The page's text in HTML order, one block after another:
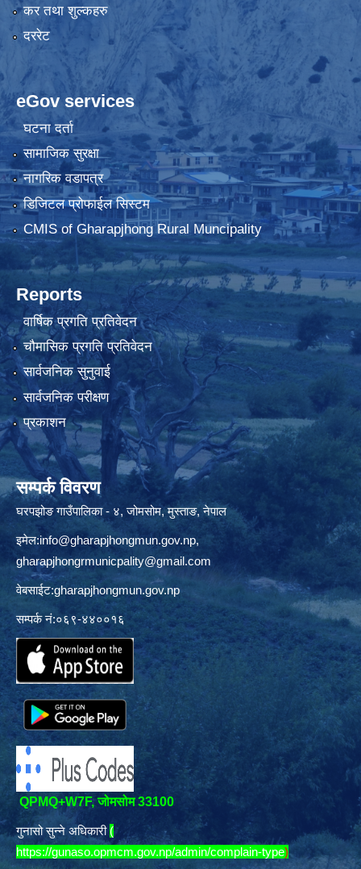
कर तथा शुल्कहरु
दररेट
eGov services
घटना दर्ता
सामाजिक सुरक्षा
नागरिक वडापत्र
डिजिटल प्रोफाईल सिस्टम
CMIS of Gharapjhong Rural Muncipality
Reports
वार्षिक प्रगति प्रतिवेदन
चौमासिक प्रगति प्रतिवेदन
सार्वजनिक सुनुवाई
सार्वजनिक परीक्षण
प्रकाशन
सम्पर्क विवरण
घरपझोङ गाउँपालिका - ४, जोमसोम, मुस्ताङ, नेपाल
इमेल:info@gharapjhongmun.gov.np,
gharapjhongrmunicpality@gmail.com
वेबसाईट:gharapjhongmun.gov.np
सम्पर्क नं:०६९-४४००१६
QPMQ+W7F, जोमसोम 33100
गुनासो सुन्ने अधिकारी (
https://gunaso.opmcm.gov.np/admin/complain-type)